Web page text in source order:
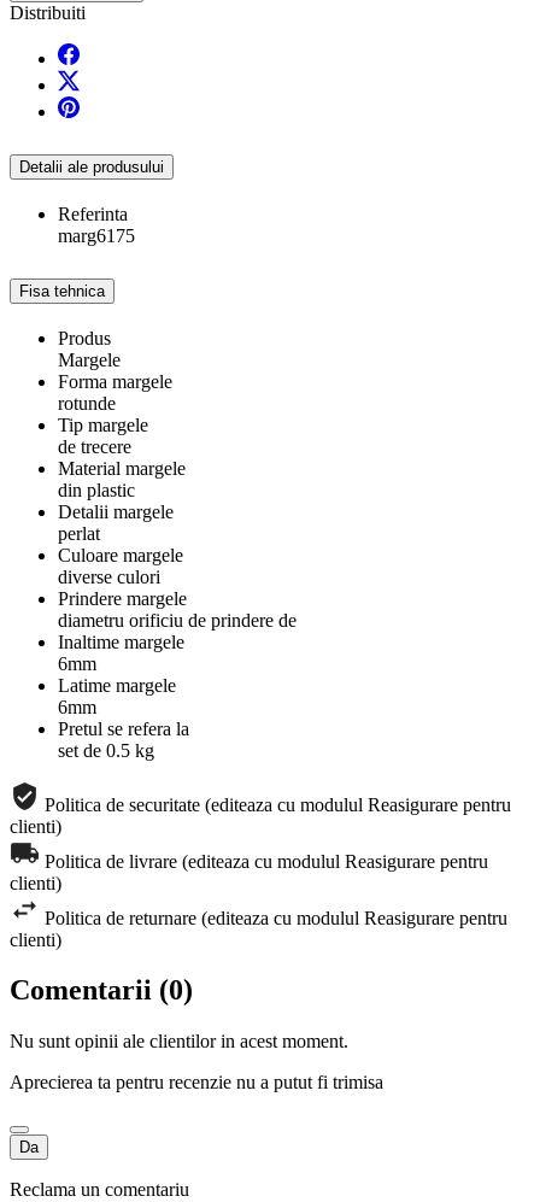
Distribuiti
Detalii ale produsului
Referinta
marg6175
Fisa tehnica
Produs
Margele
Forma margele
rotunde
Tip margele
de trecere
Material margele
din plastic
Detalii margele
perlat
Culoare margele
diverse culori
Prindere margele
diametru orificiu de prindere de
Inaltime margele
6mm
Latime margele
6mm
Pretul se refera la
set de 0.5 kg
Politica de securitate (editeaza cu modulul Reasigurare pentru
clienti)
Politica de livrare (editeaza cu modulul Reasigurare pentru
clienti)
Politica de returnare (editeaza cu modulul Reasigurare pentru
clienti)
Comentarii (0)
Nu sunt opinii ale clientilor in acest moment.
Aprecierea ta pentru recenzie nu a putut fi trimisa
Da
Reclama un comentariu